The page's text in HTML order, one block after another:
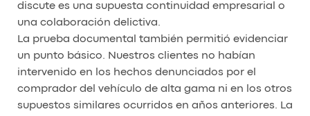
discute es una supuesta continuidad empresarial o
una colaboración delictiva.
La prueba documental también permitió evidenciar
un punto básico. Nuestros clientes no habían
intervenido en los hechos denunciados por el
comprador del vehículo de alta gama ni en los otros
supuestos similares ocurridos en años anteriores. La